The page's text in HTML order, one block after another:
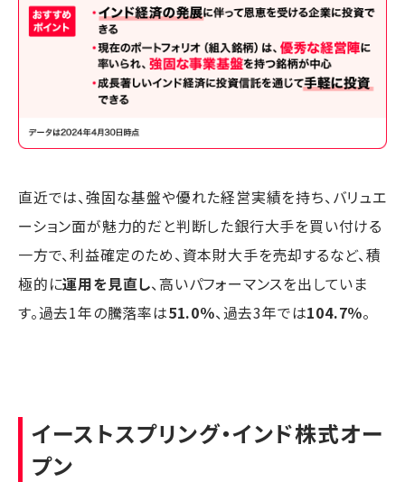
直近では、強固な基盤や優れた経営実績を持ち、バリュエ
ーション面が魅力的だと判断した銀行大手を買い付ける
一方で、利益確定のため、資本財大手を売却するなど、積
極的に運用を見直し、高いパフォーマンスを出していま
す。過去1年の騰落率は51.0％、過去3年では104.7％。
イーストスプリング・インド株式オー
プン